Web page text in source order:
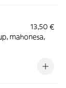
13,50 €
mahonesa,